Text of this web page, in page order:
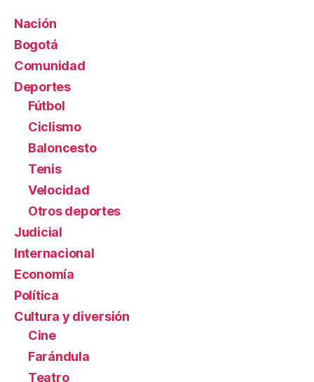
Nación
Bogotá
Comunidad
Deportes
Fútbol
Ciclismo
Baloncesto
Tenis
Velocidad
Otros deportes
Judicial
Internacional
Economía
Política
Cultura y diversión
Cine
Farándula
Teatro